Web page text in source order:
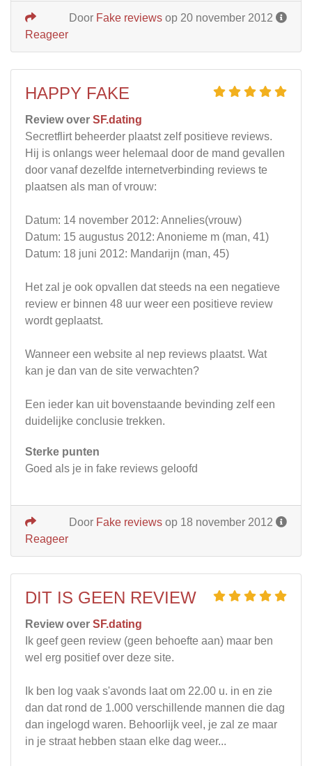
Door Fake reviews op 20 november 2012
Reageer
HAPPY FAKE
Review over SF.dating
Secretflirt beheerder plaatst zelf positieve reviews.
Hij is onlangs weer helemaal door de mand gevallen
door vanaf dezelfde internetverbinding reviews te
plaatsen als man of vrouw:
Datum: 14 november 2012: Annelies(vrouw)
Datum: 15 augustus 2012: Anonieme m (man, 41)
Datum: 18 juni 2012: Mandarijn (man, 45)
Het zal je ook opvallen dat steeds na een negatieve
review er binnen 48 uur weer een positieve review
wordt geplaatst.
Wanneer een website al nep reviews plaatst. Wat
kan je dan van de site verwachten?
Een ieder kan uit bovenstaande bevinding zelf een
duidelijke conclusie trekken.
Sterke punten
Goed als je in fake reviews geloofd
Door Fake reviews op 18 november 2012
Reageer
DIT IS GEEN REVIEW
Review over SF.dating
Ik geef geen review (geen behoefte aan) maar ben
wel erg positief over deze site.
Ik ben log vaak s'avonds laat om 22.00 u. in en zie
dan dat rond de 1.000 verschillende mannen die dag
dan ingelogd waren. Behoorlijk veel, je zal ze maar
in je straat hebben staan elke dag weer...